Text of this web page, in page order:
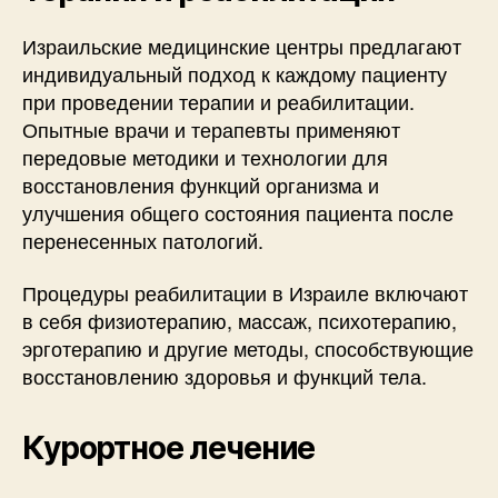
Израильские медицинские центры предлагают
индивидуальный подход к каждому пациенту
при проведении терапии и реабилитации.
Опытные врачи и терапевты применяют
передовые методики и технологии для
восстановления функций организма и
улучшения общего состояния пациента после
перенесенных патологий.
Процедуры реабилитации в Израиле включают
в себя физиотерапию, массаж, психотерапию,
эрготерапию и другие методы, способствующие
восстановлению здоровья и функций тела.
Курортное лечение